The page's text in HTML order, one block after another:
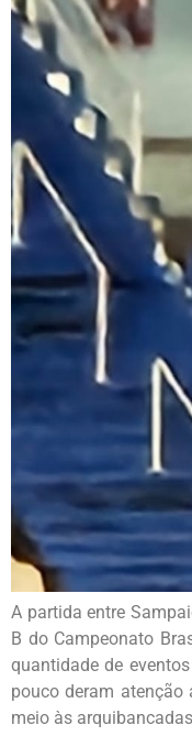
A partida entre
B do Campeonato
quantidade de
pouco deram
meio às